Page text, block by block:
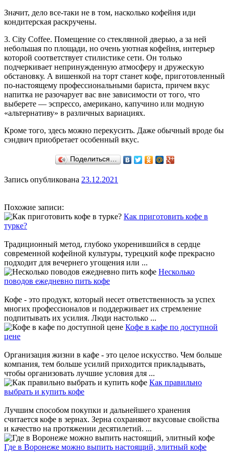
Значит, дело все-таки не в том, насколько кофейня иди
кондитерская раскручены.
3. City Coffee. Помещение со стеклянной дверью, а за ней
небольшая по площади, но очень уютная кофейня, интерьер
которой соответствует стилистике сети. Он только
подчеркивает непринужденную атмосферу и дружескую
обстановку. А вишенкой на торт станет кофе, приготовленный
по-настоящему профессиональными бариста, причем вкус
напитка не разочарует вас вне зависимости от того, что
выберете — эспрессо, американо, капучино или модную
«альтернативу» в различных вариациях.
Кроме того, здесь можно перекусить. Даже обычный вроде бы
сэндвич приобретает особенный вкус.
Поделиться…
Запись опубликована 23.12.2021
Похожие записи:
Как приготовить кофе в
турке?
Традиционный метод, глубоко укоренившийся в сердце
современной кофейной культуры, турецкий кофе прекрасно
подходит для вечернего угощения или ...
Несколько
поводов ежедневно пить кофе
Кофе - это продукт, который несет ответственность за успех
многих профессионалов и поддерживает их стремление
подпитывать их усилия. Люди настолько ...
Кофе в кафе по доступной
цене
Организация жизни в кафе - это целое искусство. Чем больше
компания, тем больше усилий приходится прикладывать,
чтобы организовать лучшие условия для ...
Как правильно
выбрать и купить кофе
Лучшим способом покупки и дальнейшего хранения
считается кофе в зернах. Зерна сохраняют вкусовые свойства
и качество на протяжении десятилетий. ...
Где в Воронеже можно выпить настоящий, элитный кофе